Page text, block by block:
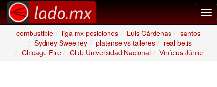
combustible
liga mx posiciones Luis Cárdenas
santos
Sydney Sweeney
platense vs talleres
real betis
Chicago Fire
Club Universidad Nacional Vinícius Júnior